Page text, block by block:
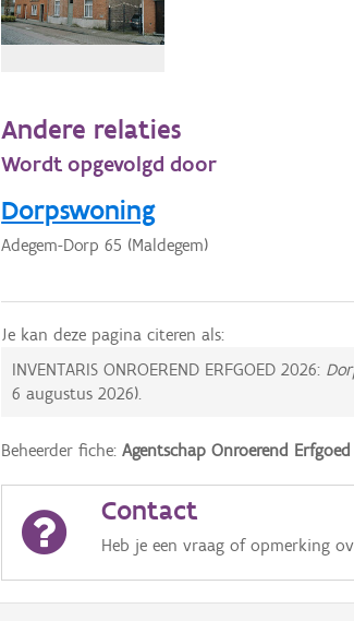
Andere relaties
Wordt opgevolgd door
Dorpswoning
Adegem-Dorp 65 (Maldegem)
Je kan deze pagina citeren als:
INVENTARIS ONROEREND ERFGOED 2026:
6 augustus 2026).
Beheerder fiche:Agentschap Onroerend Erfgoed
Contact
Heb je een vraag of opmerking